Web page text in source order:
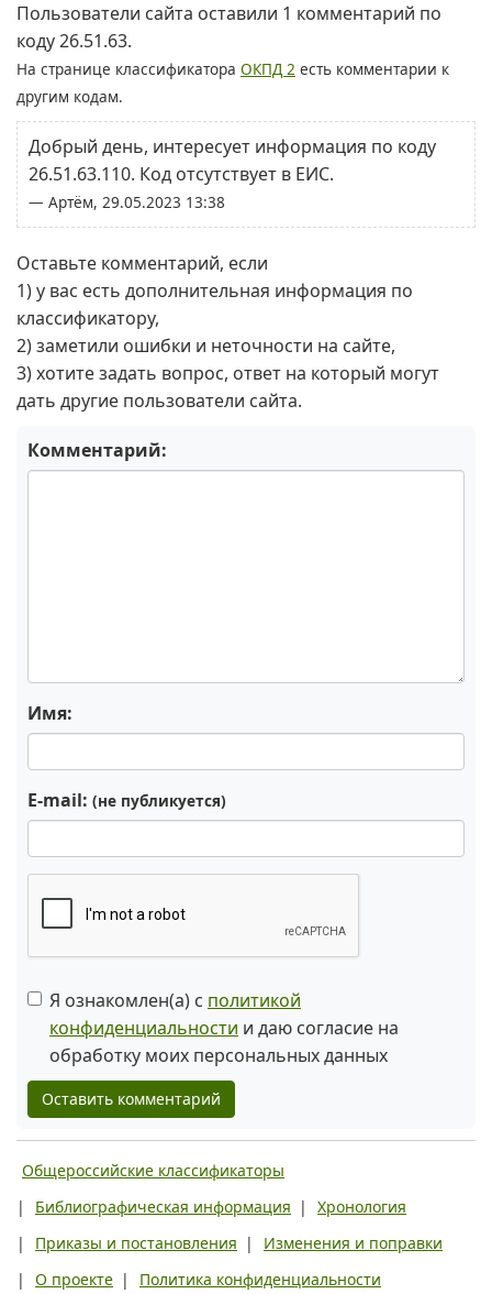
Пользователи сайта оставили 1 комментарий по
коду 26.51.63.
На странице классификатора ОКПД 2 есть комментарии к
другим кодам.
Добрый день, интересует информация по коду
26.51.63.110. Код отсутствует в ЕИС.
— Артём, 29.05.2023 13:38
Оставьте комментарий, если
1) у вас есть дополнительная информация по
классификатору,
2) заметили ошибки и неточности на сайте,
3) хотите задать вопрос, ответ на который могут
дать другие пользователи сайта.
Комментарий:
Имя:
E-mail: (не публикуется)
Я ознакомлен(а) с политикой
конфиденциальности и даю согласие на
обработку моих персональных данных
Оставить комментарий
Общероссийские классификаторы
|
Библиографическая информация |
Хронология
|
Приказы и постановления |
Изменения и поправки
|
О проекте | Политика конфиденциальности